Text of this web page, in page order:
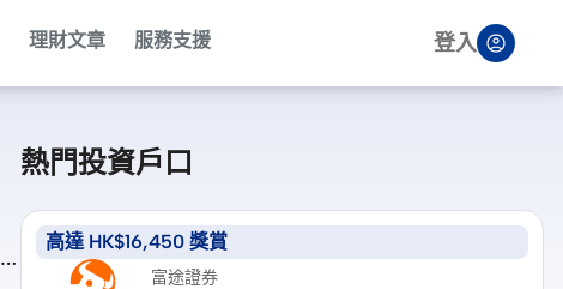
理財文章 服務支援 登入
熱門投資戶口
高達 HK$16,450 獎賞
富途證券